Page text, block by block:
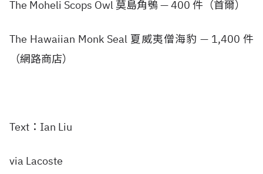
The Moheli Scops Owl 莫島角鴞 — 400 件（首爾）
The Hawaiian Monk Seal 夏威夷僧海豹 — 1,400 件
（網路商店）
Text：Ian Liu
via Lacoste